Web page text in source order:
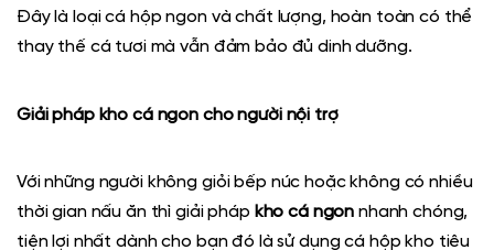
Đây là loại cá hộp ngon và chất lượng, hoàn toàn có thể
thay thế cá tươi mà vẫn đảm bảo đủ dinh dưỡng.
Giải pháp kho cá ngon cho người nội trợ
Với những người không giỏi bếp núc hoặc không có nhiều
thời gian nấu ăn thì giải pháp kho cá ngon nhanh chóng,
tiện lợi nhất dành cho bạn đó là sử dụng cá hộp kho tiêu